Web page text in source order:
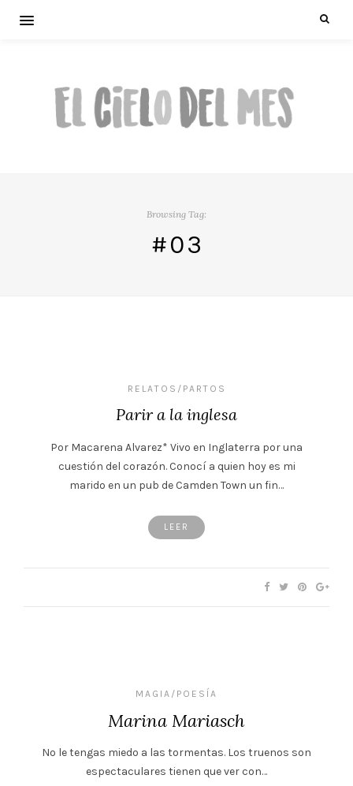
Browsing Tag:
#03
RELATOS/PARTOS
Parir a la inglesa
Por Macarena Alvarez* Vivo en Inglaterra por una
cuestión del corazón. Conocí a quien hoy es mi
marido en un pub de Camden Town un fin…
LEER
MAGIA/POESÍA
Marina Mariasch
No le tengas miedo a las tormentas. Los truenos son
espectaculares tienen que ver con…